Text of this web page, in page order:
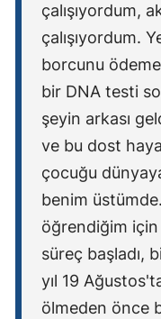
çalışıyordum,
çalışıyordum.
borcunu
bir DNA testi
şeyin arkası
ve bu dost
çocuğu
benim
öğrendiğim için
süreç başladı,
yıl 19
ölmeden önce